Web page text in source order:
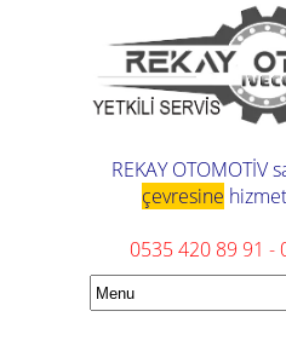
REKAY OTOMOTİV
çevresine
0535 420 89 91 -